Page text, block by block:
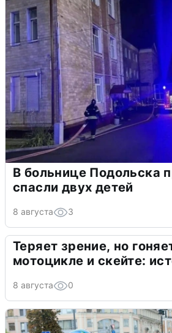
В больнице Подольска
спасли двух детей
8 августа 3
Теряет зрение, но
мотоцикле и скейте:
8 августа 0